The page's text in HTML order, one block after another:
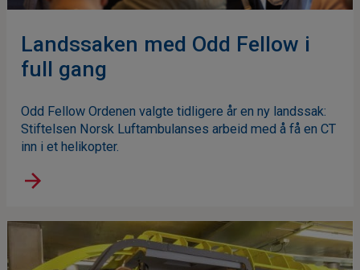
Landssaken med Odd Fellow i
full gang
Odd Fellow Ordenen valgte tidligere år en ny landssak:
Stiftelsen Norsk Luftambulanses arbeid med å få en CT
inn i et helikopter.